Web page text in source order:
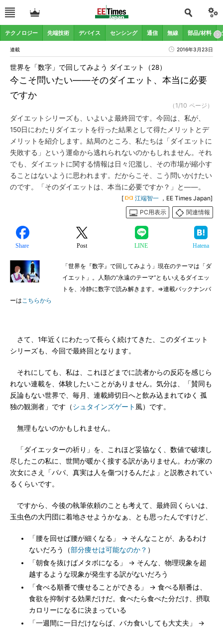
テクノロジー 先端技術 デバイス センシング 通信 無線 部品/材料
連載 2016年3月23日
今こそ問いたい――そのダイエット、本当に必要
ですか
世界を「数字」で回してみよう ダイエット（28）
（1/10 ページ）
ダイエットシリーズも、いよいよ最終回です。今回は、私が、
150日にわたりダイエットを行った結果として得たメリットとデ
メリットを紹介します。結局のところ、私たちは「ダイエットに
失敗する」という運命から逃れられないのかもしれません。それ
でも、ダイエットに関する情報は日々氾濫し、その市場が縮小す
ることはないように思われます。だからこそ、こう問いかけたい
のです。「そのダイエットは、本当に必要ですか？」と――。
[ 江端智一 ，EE Times Japan]
PC用表示
関連情報
Share Post LINE Hatena
「世界を『数字』で回してみよう」現在のテーマは「ダ
イエット」。人類の“永遠のテーマ”ともいえるダイエッ
トを、冷静に数字で読み解きます。⇒連載バックナンバ
ーはこちらから
さて、1年近くにわたって長らく続けてきた、このダイエット
シリーズも、今回で最終回となります。
それにしても、私は、これほどまでに読者からの反応を感じら
れない連載を、体験したいことがありません。気分は、「賛同も
反論もない世界で、毎月、連載締切日へと飲み込まれてゆく 孤
独の観測者」です（シュタインズゲート 風）です。
無理もないのかもしれません。
「ダイエッターの祈り」を、これほど妥協なく、数値で破壊し
尽したこの私に、世間が暖かく接する訳がありません。わが家の
次女にさえ「パパ、真実は人を傷つけるんだよ」と説教されてい
るくらいです。
ですから、今後の執筆依頼のことも考えて、最終回くらいは、
玉虫色の大円団に着地させようかなぁ、とも思ったんですけど、
「腰を回せば腰が細くなる」 → そんなことが、あるわけ
ないだろう（部分痩せは可能なのか？ ）
「朝食を抜けばメタボになる」 → そんな、物理現象を超
越するような現象が発生する訳がないだろう
「食べる順番で痩せることができる」 → 食べる順番は、
食欲を抑制する効果だけだ。食べたら食べた分だけ、摂取
カロリーになるに決まっている
「一週間に一日だけならば、バカ食いしても大丈夫」 →